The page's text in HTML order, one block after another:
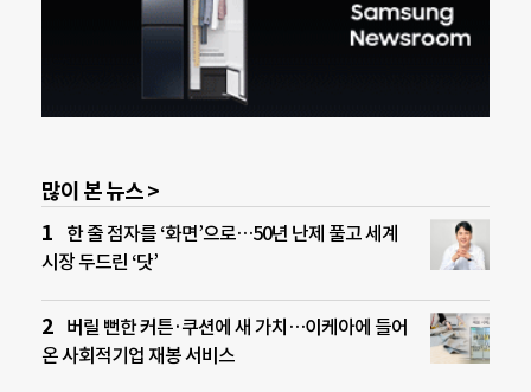
많이 본 뉴스 >
한 줄 점자를 ‘화면’으로…50년 난제 풀고 세계
시장 두드린 ‘닷’
버릴 뻔한 커튼·쿠션에 새 가치…이케아에 들어
온 사회적기업 재봉 서비스